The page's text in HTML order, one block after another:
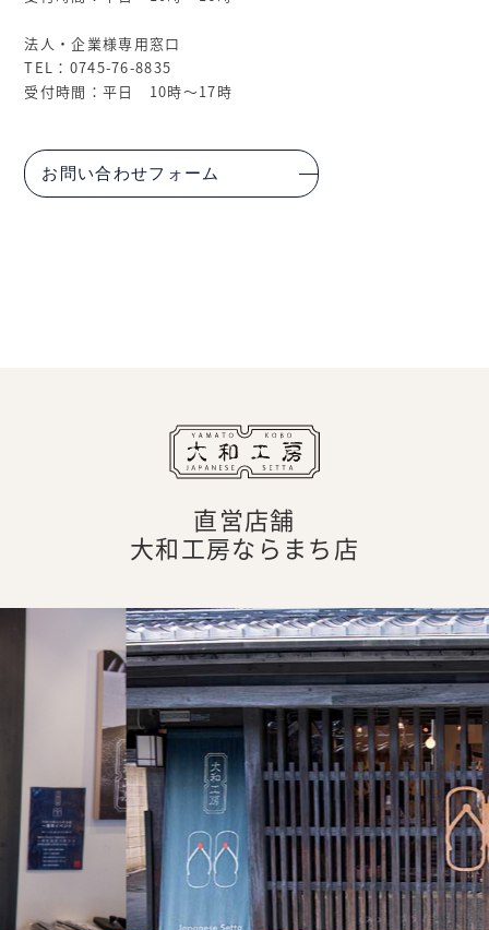
法人・企業様専用窓口
TEL：0745-76-8835
受付時間：平日 10時～17時
お問い合わせフォーム
直営店舗
大和工房ならまち店